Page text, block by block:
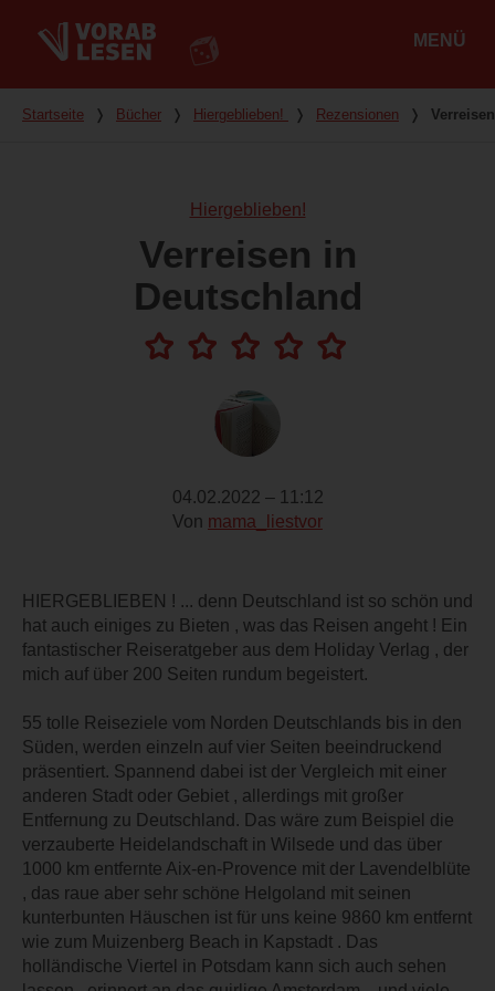
MENÜ
Du bist hier
Startseite ❭ Bücher ❭ Hiergeblieben! ❭ Rezensionen ❭
Hiergeblieben!
Verreisen in
Deutschland
04.02.2022 – 11:12
Von mama_liestvor
HIERGEBLIEBEN ! ... denn Deutschland ist so schön und
hat auch einiges zu Bieten , was das Reisen angeht ! Ein
fantastischer Reiseratgeber aus dem Holiday Verlag , der
mich auf über 200 Seiten rundum begeistert.
55 tolle Reiseziele vom Norden Deutschlands bis in den
Süden, werden einzeln auf vier Seiten beeindruckend
präsentiert. Spannend dabei ist der Vergleich mit einer
anderen Stadt oder Gebiet , allerdings mit großer
Entfernung zu Deutschland. Das wäre zum Beispiel die
verzauberte Heidelandschaft in Wilsede und das über
1000 km entfernte Aix-en-Provence mit der Lavendelblüte
, das raue aber sehr schöne Helgoland mit seinen
kunterbunten Häuschen ist für uns keine 9860 km entfernt
wie zum Muizenberg Beach in Kapstadt . Das
holländische Viertel in Potsdam kann sich auch sehen